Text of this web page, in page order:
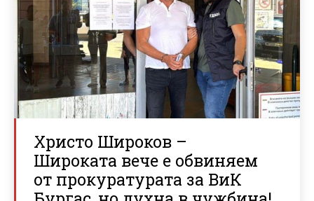
Христо Широков –
Широката вече е обвиняем
от прокуратурата за ВиК